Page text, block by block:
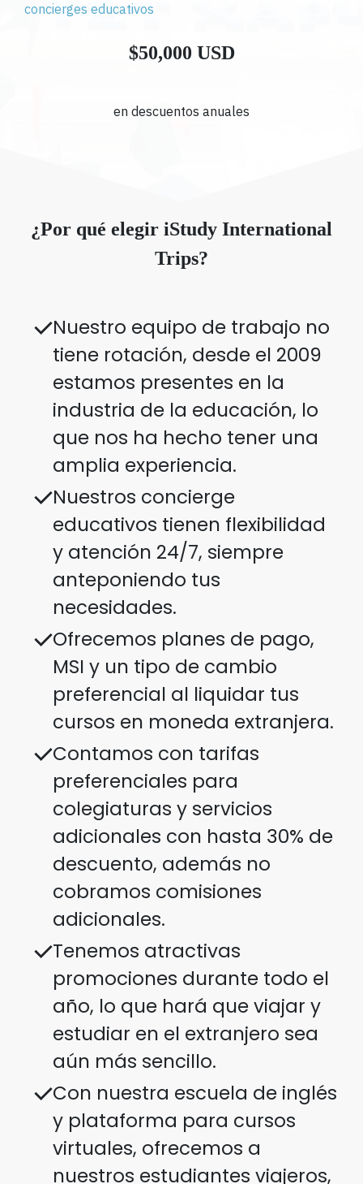
concierges educativos
$50,000 USD
en descuentos anuales
¿Por qué elegir iStudy International
Trips?
Nuestro equipo de trabajo no
tiene rotación, desde el 2009
estamos presentes en la
industria de la educación, lo
que nos ha hecho tener una
amplia experiencia.
Nuestros concierge
educativos tienen flexibilidad
y atención 24/7, siempre
anteponiendo tus
necesidades.
Ofrecemos planes de pago,
MSI y un tipo de cambio
preferencial al liquidar tus
cursos en moneda extranjera.
Contamos con tarifas
preferenciales para
colegiaturas y servicios
adicionales con hasta 30% de
descuento, además no
cobramos comisiones
adicionales.
Tenemos atractivas
promociones durante todo el
año, lo que hará que viajar y
estudiar en el extranjero sea
aún más sencillo.
Con nuestra escuela de inglés
y plataforma para cursos
virtuales, ofrecemos a
nuestros estudiantes viajeros,